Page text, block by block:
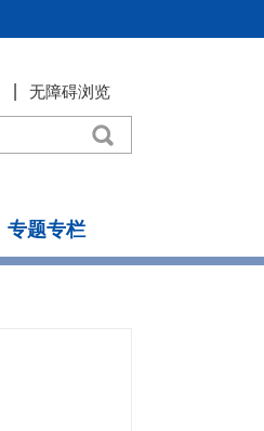
无障碍浏览
专题专栏